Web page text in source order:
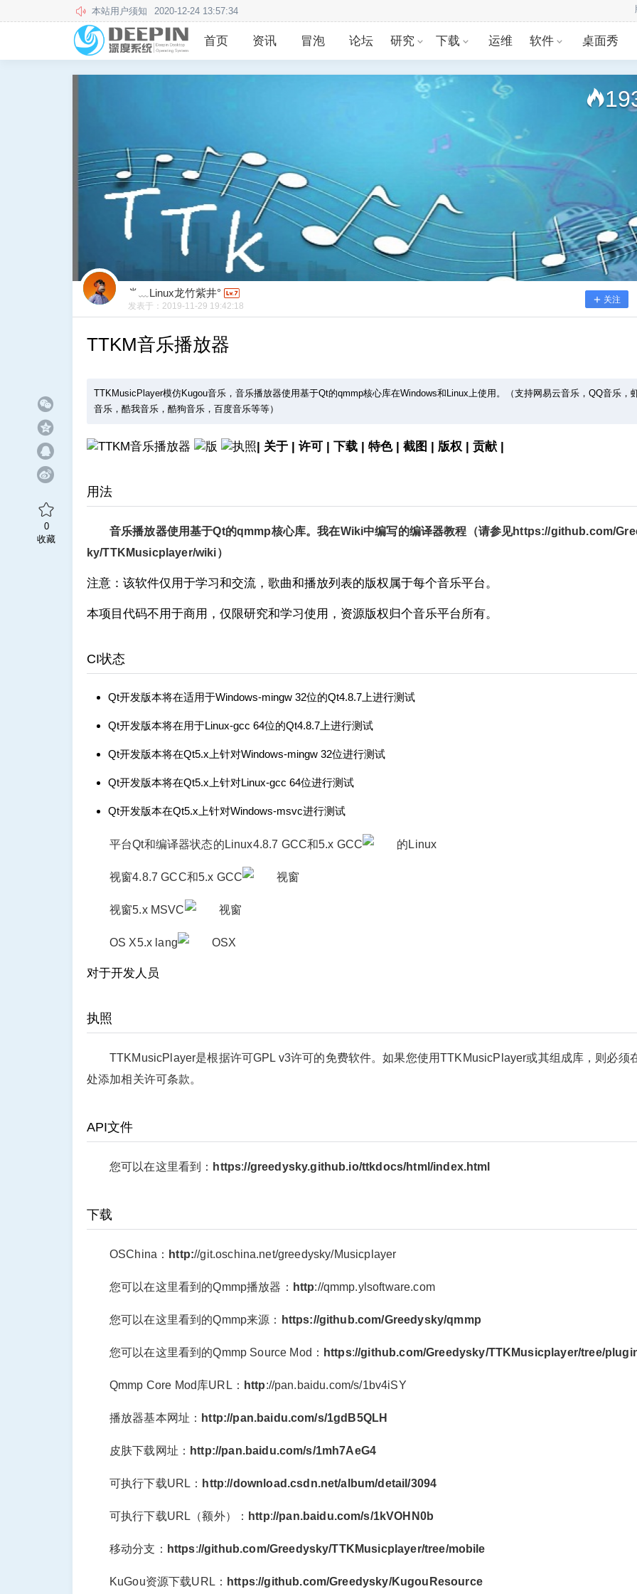
此站不再更新和维护，欢迎前往新站
首页 资讯 冒泡 论坛 研究 下载 运维 软件 桌面秀
⺌﹏Linux龙竹紫井°
发表于： 2019-11-29 19:42:18
关注
TTKM音乐播放器
TTKMusicPlayer模仿Kugou音乐，音乐播放器使用基于Qt的qmmp核心库在Windows和Linux上使用。（支持网易云音乐，QQ音乐，
音乐，酷我音乐，酷狗音乐，百度音乐等等）
| 关于 | 许可 | 下载 | 特色| 截图 | 版权 | 贡献 |
用法
音乐播放器使用基于Qt的qmmp核心库。我在Wiki中编写的编译器教程（请参见https://github.com/
ky/TTKMusicplayer/wiki）
注意：该软件仅用于学习和交流，歌曲和播放列表的版权属于每个音乐平台。
本项目代码不用于商用，仅限研究和学习使用，资源版权归个音乐平台所有。
CI状态
Qt开发版本将在适用于Windows-mingw 32位的Qt4.8.7上进行测试
Qt开发版本将在用于Linux-gcc 64位的Qt4.8.7上进行测试
Qt开发版本将在Qt5.x上针对Windows-mingw 32位进行测试
Qt开发版本将在Qt5.x上针对Linux-gcc 64位进行测试
Qt开发版本在Qt5.x上针对Windows-msvc进行测试
平台Qt和编译器状态的Linux4.8.7 GCC和5.x GCC
视窗4.8.7 GCC和5.x GCC
视窗5.x MSVC
OS X5.x lang
对于开发人员
执照
TTKMusicPlayer是根据许可GPL v3许可的免费软件。如果您使用TTKMusicPlayer或其组成库，则必须
处添加相关许可条款。
API文件
您可以在这里看到： https://greedysky.github.io/ttkdocs/html/index.html
下载
OSChina： http://git.oschina.net/greedysky/Musicplayer
您可以在这里看到的Qmmp播放器： http://qmmp.ylsoftware.com
您可以在这里看到的Qmmp来源： https://github.com/Greedysky/qmmp
您可以在这里看到的Qmmp Source Mod： https://github.com/Greedysky/TTKMusicplayer/tree/
Qmmp Core Mod库URL： http://pan.baidu.com/s/1bv4iSY
播放器基本网址： http://pan.baidu.com/s/1gdB5QLH
皮肤下载网址： http://pan.baidu.com/s/1mh7AeG4
可执行下载URL： http://download.csdn.net/album/detail/3094
可执行下载URL（额外）： http://pan.baidu.com/s/1kVOHN0b
移动分支： https://github.com/Greedysky/TTKMusicplayer/tree/mobile
KuGou资源下载URL： https://github.com/Greedysky/KugouResource
0
收藏
⺌﹏Linux龙竹紫井° @ 艺优网深度系统社区
2 元
20 元
限。